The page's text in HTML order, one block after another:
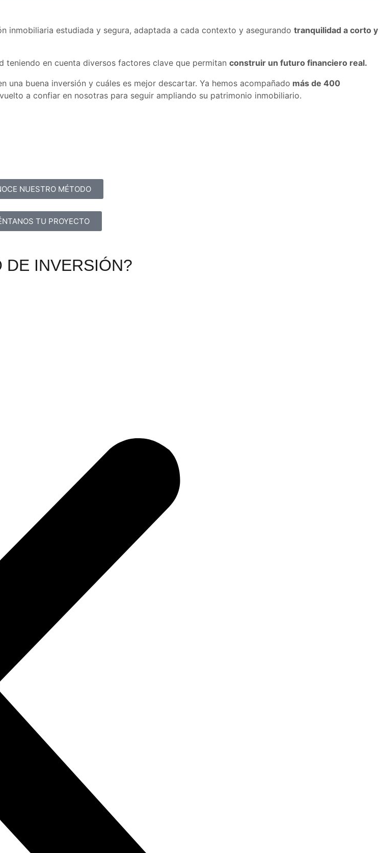
inmobiliaria estudiada y segura, adaptada a cada contexto y asegurando tranquilidad a corto y
en cuenta diversos factores clave que permitan construir un futuro financiero real.
buena inversión y cuáles es mejor descartar. Ya hemos acompañado más de 400
a confiar en nosotras para seguir ampliando su patrimonio inmobiliario.
NUESTRO MÉTODO
TU PROYECTO
DE INVERSIÓN?